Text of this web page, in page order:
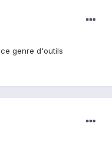
genre d'outils